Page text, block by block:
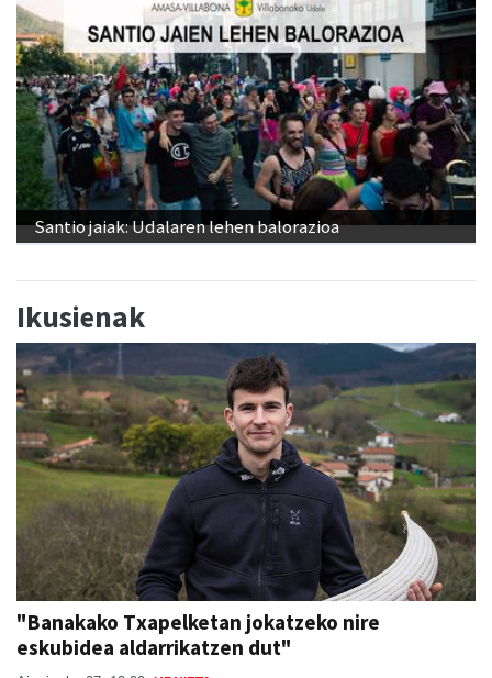
Santio jaiak: Udalaren lehen balorazioa
Ikusienak
"Banakako Txapelketan jokatzeko nire
eskubidea aldarrikatzen dut"